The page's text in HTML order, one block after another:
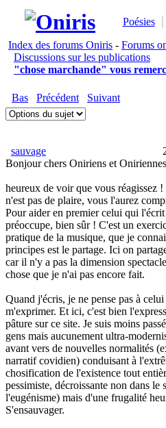
Poésies
Index des forums Oniris - Forums
Discussions sur les publications
"chose marchande" vous
Bas Précédent Suivant
sauvage
Bonjour chers Oniriens et
heureux de voir que vous réagissez
n'est pas de plaire, vous l'aurez
Pour aider en premier celui qui
préoccupe, bien sûr ! C'est un
pratique de la musique, que je
principes est le partage. Ici on
car il n'y a pas la dimension
chose que je n'ai pas encore fait.
Quand j'écris, je ne pense pas à
m'exprimer. Et ici, c'est bien
pâture sur ce site. Je suis moins
gens mais aucunement ultra-
avant vers de nouvelles normalités
narratif covidien) conduisant à
chosification de l'existence tout
pessimiste, décroissante non dans le
l'eugénisme) mais d'une frugalité
S'ensauvager.